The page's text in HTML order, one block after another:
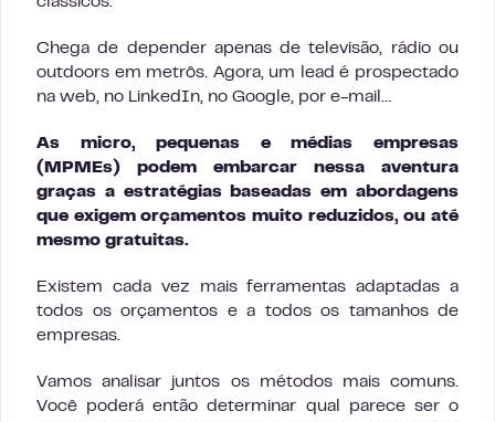
Chega de depender apenas de televisão, rádio ou
outdoors em metrôs. Agora, um lead é prospectado
na web, no LinkedIn, no Google, por e-mail…
As micro, pequenas e médias empresas
(MPMEs) podem embarcar nessa aventura
graças a estratégias baseadas em abordagens
que exigem orçamentos muito reduzidos, ou até
mesmo gratuitas.
Existem cada vez mais ferramentas adaptadas a
todos os orçamentos e a todos os tamanhos de
empresas.
Vamos analisar juntos os métodos mais comuns.
Você poderá então determinar qual parece ser o